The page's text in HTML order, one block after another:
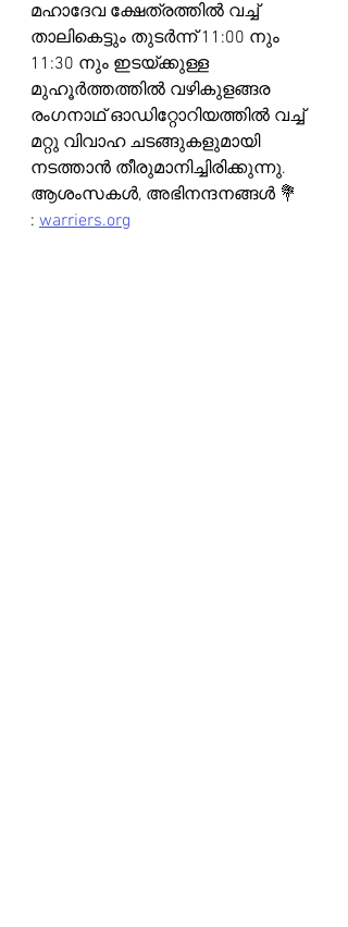
മഹാദേവ ക്ഷേത്രത്തിൽ വച്ച്
താലികെട്ടും തുടർന്ന് 11:00 നും
11:30 നും ഇടയ്ക്കുള്ള
മുഹൂർത്തത്തിൽ വഴികുളങ്ങര
രംഗനാഥ് ഓഡിറ്റോറിയത്തിൽ വച്ച്
മറ്റു വിവാഹ ചടങ്ങുകളുമായി
നടത്താൻ തീരുമാനിച്ചിരിക്കുന്നു.
ആശംസകൾ, അഭിനന്ദനങ്ങൾ 💐
: warriers.org